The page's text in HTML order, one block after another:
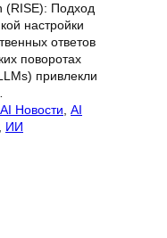
(RISE): Подход
настройки
ответов
поворотах
привлекли
AI Новости AI
ИИ